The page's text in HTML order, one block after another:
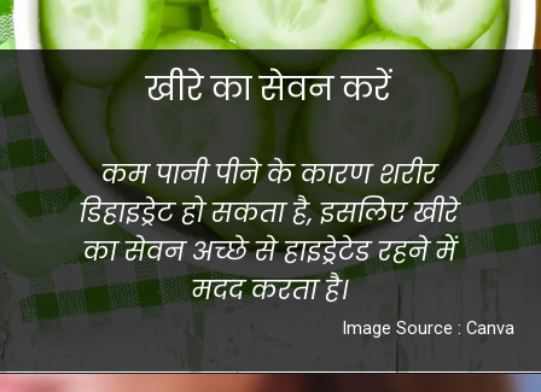
खीरे का सेवन करें
कम पानी पीने के कारण शरीर
डिहाइड्रेट हो सकता है, इसलिए खीरे
का सेवन अच्छे से हाइड्रेटेड रहने में
मदद करता है।
Image Source : Canva